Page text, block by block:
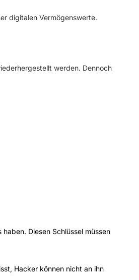
digitalen Vermögenswerte.
werden. Dennoch
Diesen Schlüssel müssen
Hacker können nicht an ihn